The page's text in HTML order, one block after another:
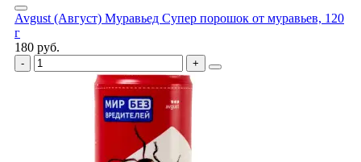
Avgust (Август) Муравьед Супер порошок от муравьев, 120
г
180 руб.